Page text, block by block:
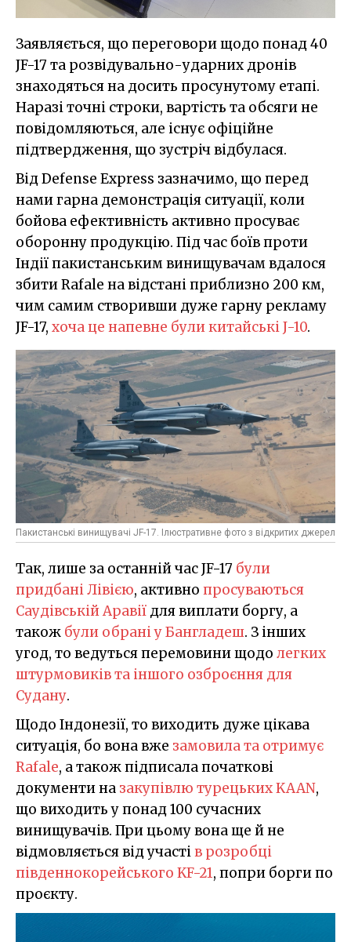
Заявляється, що переговори щодо понад 40
JF-17 та розвідувально-ударних дронів
знаходяться на досить просунутому етапі.
Наразі точні строки, вартість та обсяги не
повідомляються, але існує офіційне
підтвердження, що зустріч відбулася.
Від Defense Express зазначимо, що перед
нами гарна демонстрація ситуації, коли
бойова ефективність активно просуває
оборонну продукцію. Під час боїв проти
Індії пакистанським винищувачам вдалося
збити Rafale на відстані приблизно 200 км,
чим самим створивши дуже гарну рекламу
JF-17, хоча це напевне були китайські J-10.
Пакистанські винищувачі JF-17. Ілюстративне фото з відкритих джерел
Так, лише за останній час JF-17 були
придбані Лівією, активно просуваються
Саудівській Аравії для виплати боргу, а
також були обрані у Бангладеш. З інших
угод, то ведуться перемовини щодо легких
штурмовиків та іншого озброєння для
Судану.
Щодо Індонезії, то виходить дуже цікава
ситуація, бо вона вже замовила та отримує
Rafale, а також підписала початкові
документи на закупівлю турецьких KAAN,
що виходить у понад 100 сучасних
винищувачів. При цьому вона ще й не
відмовляється від участів розробці
південнокорейського KF-21, попри борги по
проєкту.